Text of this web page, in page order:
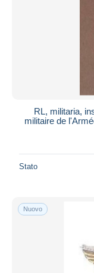
RL, militaria,
militaire de
Stato
Nuovo